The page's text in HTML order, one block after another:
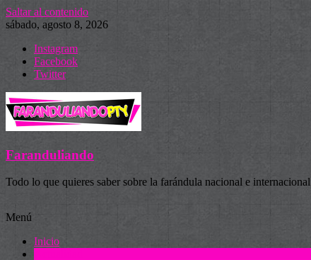
Saltar al contenido
sábado, agosto 8, 2026
Instagram
Facebook
Twitter
Faranduliando
Todo lo que quieres saber sobre la farándula nacional e internacional
Menú
Inicio